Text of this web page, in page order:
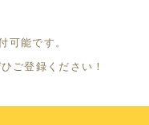
可能です。
ご登録ください！